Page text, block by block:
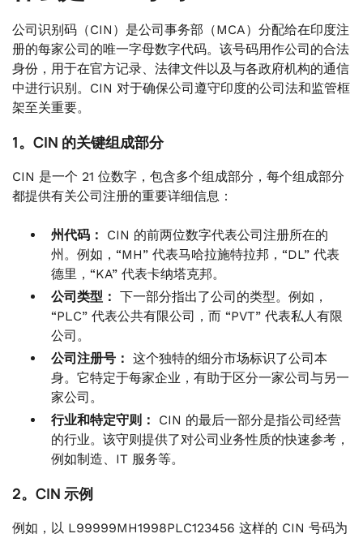
公司识别码（CIN）是公司事务部（MCA）分配给在印度注
册的每家公司的唯一字母数字代码。该号码用作公司的合法
身份，用于在官方记录、法律文件以及与各政府机构的通信
中进行识别。CIN 对于确保公司遵守印度的公司法和监管框
架至关重要。
1。CIN 的关键组成部分
CIN 是一个 21 位数字，包含多个组成部分，每个组成部分
都提供有关公司注册的重要详细信息：
州代码：
CIN 的前两位数字代表公司注册所在的
州。例如，“MH” 代表马哈拉施特拉邦，“DL” 代表
德里，“KA” 代表卡纳塔克邦。
公司类型： 下一部分指出了公司的类型。例如，
“PLC” 代表公共有限公司，而 “PVT” 代表私人有限
公司。
公司注册号： 这个独特的细分市场标识了公司本
身。它特定于每家企业，有助于区分一家公司与另一
家公司。
行业和特定守则：
CIN 的最后一部分是指公司经营
的行业。该守则提供了对公司业务性质的快速参考，
例如制造、IT 服务等。
2。CIN 示例
例如，以 L99999MH1998PLC123456 这样的 CIN 号码为